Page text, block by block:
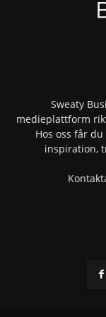
Sweaty
medieplattform
Hos oss får
inspiration,